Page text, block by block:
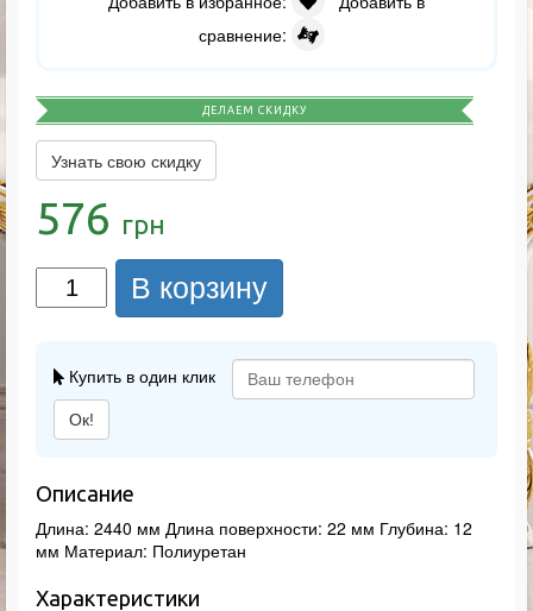
сравнение:
ДЕЛАЕМ СКИДКУ
Узнать свою скидку
576 грн
В корзину
Купить в один клик
Ок!
Описание
Длина: 2440 мм Длина поверхности: 22 мм Глубина: 12
мм Материал: Полиуретан
Характеристики